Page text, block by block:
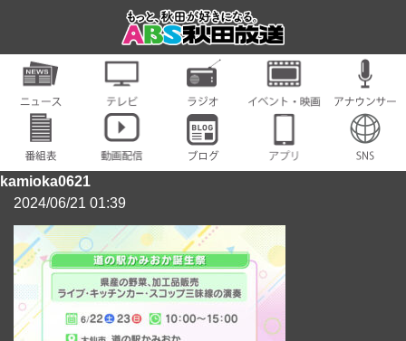
kamioka0621
2024/06/21 01:39